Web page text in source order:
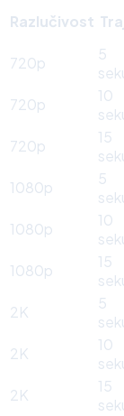
Razlučivost
720p
5
720p
10
720p
15
1080p
5
1080p
10
1080p
15
2K
5
2K
10
2K
15